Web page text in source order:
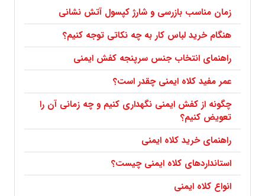
زمان مناسب بازرسی و شارژ کپسول آتش نشانی
هنگام خرید لباس کار به چه نکاتی توجه کنیم؟
راهنمای انتخاب جنس سرپنجه کفش ایمنی
عمر مفید کلاه ایمنی چقدر است؟
چگونه از کفش ایمنی نگهداری کنیم و چه زمانی آن را
تعویض کنیم؟
راهنمای خرید کلاه ایمنی
استانداردهای کلاه ایمنی چیست؟
انواع کلاه ایمنی